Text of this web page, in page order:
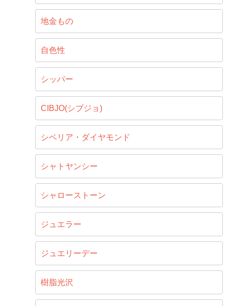
地金もの
自色性
シッパー
CIBJO(シブジョ)
シベリア・ダイヤモンド
シャトヤンシー
シャローストーン
ジュエラー
ジュエリーデー
樹脂光沢